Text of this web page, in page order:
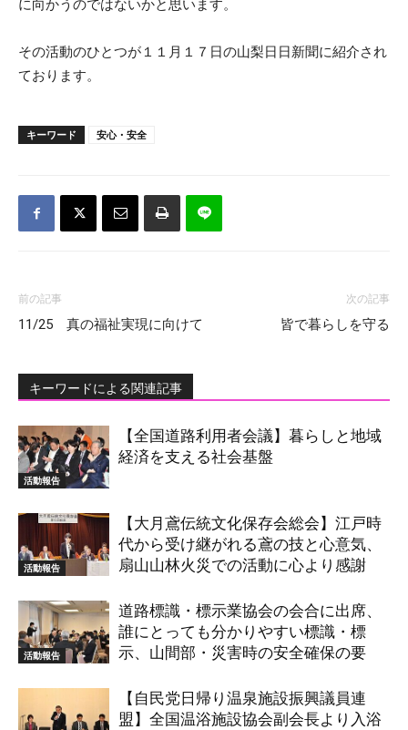
に向かうのではないかと思います。
その活動のひとつが１１月１７日の山梨日日新聞に紹介され
ております。
キーワード 安心・安全
前の記事
11/25 真の福祉実現に向けて
次の記事
皆で暮らしを守る
キーワードによる関連記事
活動報告
【全国道路利用者会議】暮らしと地域
経済を支える社会基盤
活動報告
【大月鳶伝統文化保存会総会】江戸時
代から受け継がれる鳶の技と心意気、
扇山山林火災での活動に心より感謝
活動報告
道路標識・標示業協会の会合に出席、
誰にとっても分かりやすい標識・標
示、山間部・災害時の安全確保の要
【自民党日帰り温泉施設振興議員連
盟】全国温浴施設協会副会長より入浴